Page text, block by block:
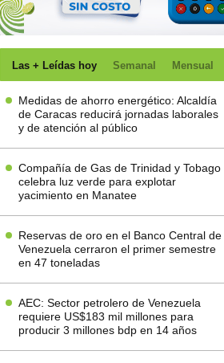
Las + Leídas hoy Semanal Mensual
Medidas de ahorro energético: Alcaldía
de Caracas reducirá jornadas laborales
y de atención al público
Compañía de Gas de Trinidad y Tobago
celebra luz verde para explotar
yacimiento en Manatee
Reservas de oro en el Banco Central de
Venezuela cerraron el primer semestre
en 47 toneladas
AEC: Sector petrolero de Venezuela
requiere US$183 mil millones para
producir 3 millones bdp en 14 años